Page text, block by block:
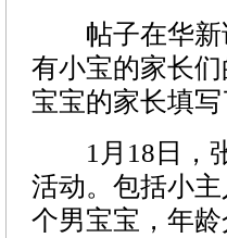
帖子在华新
有小宝的家长
宝宝的家长填
1月18日，张
活动。包括小
个男宝宝，年